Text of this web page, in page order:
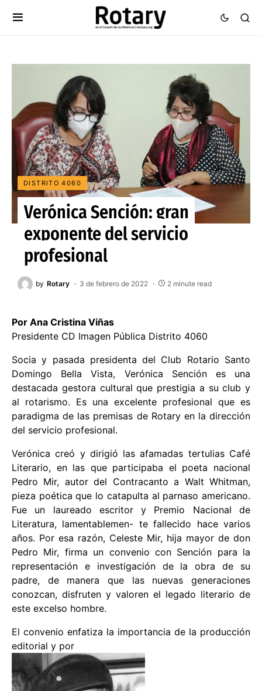
DISTRITO 4060
Verónica Sención: gran
exponente del servicio
profesional
by Rotary 3 de febrero de 2022 2 minute read
Por Ana Cristina Viñas
Presidente CD Imagen Pública Distrito 4060
Socia y pasada presidenta del Club Rotario Santo
Domingo Bella Vista, Verónica Sención es una
destacada gestora cultural que prestigia a su club y
al rotarismo. Es una excelente profesional que es
paradigma de las premisas de Rotary en la dirección
del servicio profesional.
Verónica creó y dirigió las afamadas tertulias Café
Literario, en las que participaba el poeta nacional
Pedro Mir, autor del Contracanto a Walt Whitman,
pieza poética que lo catapulta al parnaso americano.
Fue un laureado escritor y Premio Nacional de
Literatura, lamentablemen- te fallecido hace varios
años. Por esa razón, Celeste Mir, hija mayor de don
Pedro Mir, firma un convenio con Sención para la
representación e investigación de la obra de su
padre, de manera que las nuevas generaciones
conozcan, disfruten y valoren el legado literario de
este excelso hombre.
El convenio enfatiza la importancia de la producción
editorial y por